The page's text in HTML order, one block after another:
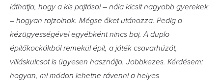
láthatja, hogy a kis pajtásai – nála kicsit nagyobb gyerekek
– hogyan rajzolnak. Mégse őket utánozza. Pedig a
kézügyességével egyébként nincs baj. A duplo
építőkockákból remekül épít, a játék csavarhúzót,
villáskulcsot is ügyesen használja. Jobbkezes. Kérdésem:
hogyan, mi módon lehetne rávenni a helyes